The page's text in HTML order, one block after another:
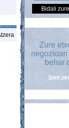
Bidali
Zure
behar
Izen